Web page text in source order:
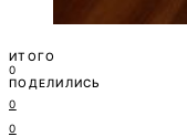
ИТОГО
0
ПОДЕЛИЛИСЬ
0
0